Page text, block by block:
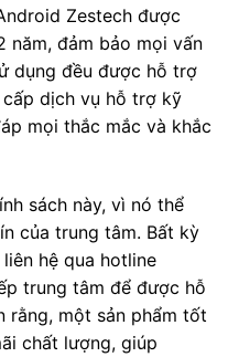
Zestech được
năm, đảm bảo mọi vấn
dụng đều được hỗ trợ
dịch vụ hỗ trợ kỹ
mọi thắc mắc và khắc
sách này, vì nó thể
của trung tâm. Bất kỳ
hệ qua hotline
trung tâm để được hỗ
rằng, một sản phẩm tốt
chất lượng, giúp